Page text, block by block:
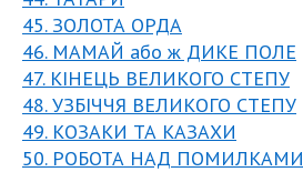
45. ЗОЛОТА ОРДА
46. МАМАЙ або ж ДИКЕ ПОЛЕ
47. КІНЕЦЬ ВЕЛИКОГО СТЕПУ
48. УЗБІЧЧЯ ВЕЛИКОГО СТЕПУ
49. КОЗАКИ ТА КАЗАХИ
50. РОБОТА НАД ПОМИЛКАМИ